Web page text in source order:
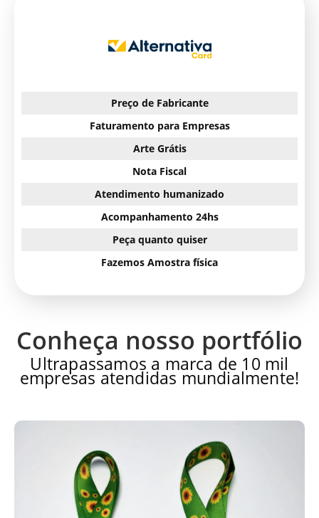
Preço de Fabricante
Faturamento para Empresas
Arte Grátis
Nota Fiscal
Atendimento humanizado
Acompanhamento 24hs
Peça quanto quiser
Fazemos Amostra física
Conheça nosso portfólio
Ultrapassamos a marca de 10 mil
empresas atendidas mundialmente!